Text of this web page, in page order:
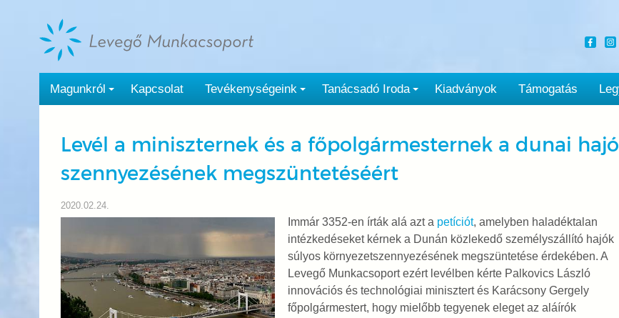
tartalomra
Magunkról Kapcsolat Tevékenységeink Tanácsadó Iroda Kiadványok Támogatás
Levél a miniszternek és a főpolgármesternek a dunai
szennyezésének megszüntetéséért
2020.02.24.
Immár 3352-en írták alá azt a petíciót, amelyben haladéktalan
intézkedéseket kérnek a Dunán közlekedő személyszállító hajók
súlyos környezetszennyezésének megszüntetése érdekében. A
Levegő Munkacsoport ezért levélben kérte Palkovics László
innovációs és technológiai minisztert és Karácsony Gergely
főpolgármestert, hogy mielőbb tegyenek eleget az aláírók